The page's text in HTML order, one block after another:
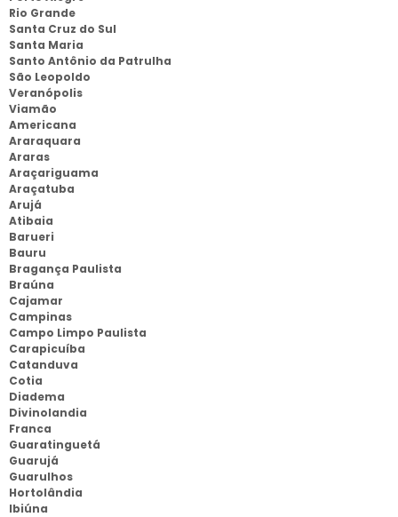
Rio Grande
Santa Cruz do Sul
Santa Maria
Santo Antônio da Patrulha
São Leopoldo
Veranópolis
Viamão
Americana
Araraquara
Araras
Araçariguama
Araçatuba
Arujá
Atibaia
Barueri
Bauru
Bragança Paulista
Braúna
Cajamar
Campinas
Campo Limpo Paulista
Carapicuíba
Catanduva
Cotia
Diadema
Divinolandia
Franca
Guaratinguetá
Guarujá
Guarulhos
Hortolândia
Ibiúna